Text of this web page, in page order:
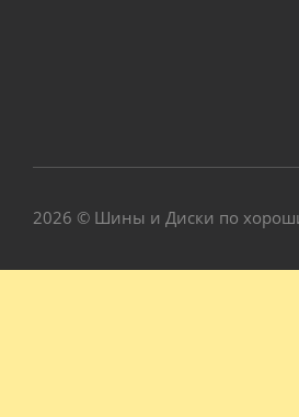
2026 © Шины и Диски по